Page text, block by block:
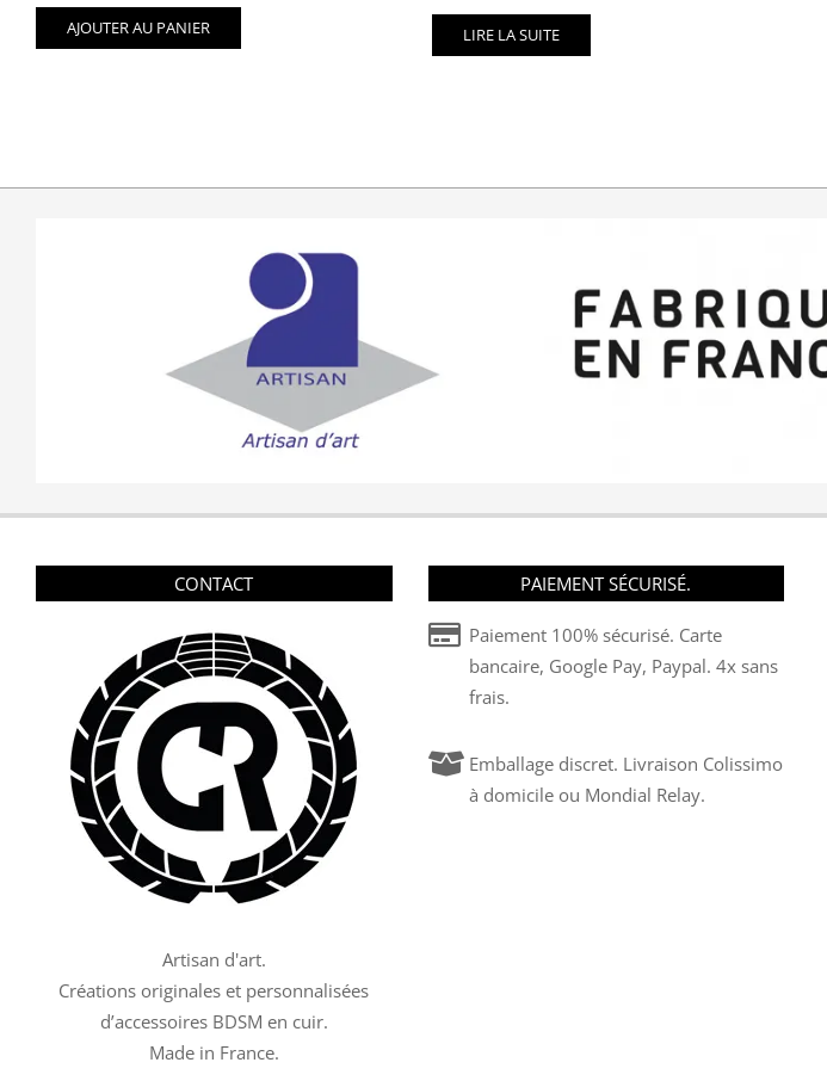
AJOUTER AU PANIER LIRE LA SUITE
CONTACT
Artisan d'art.
Créations originales et personnalisées
d’accessoires BDSM en cuir.
Made in France.
PAIEMENT SÉCURISÉ.
Paiement 100% sécurisé. Carte
bancaire, Google Pay, Paypal. 4x sans
frais.
Emballage discret. Livraison Colissimo
à domicile ou Mondial Relay.